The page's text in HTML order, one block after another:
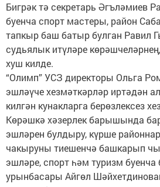
Бигрәк тә секретарь Әгъләмиев
буенча спорт мастеры, район
тапкыр баш батыр булган Равил
судьялык итүләре
хуш килде.
“Олимп” УСЗ директоры Ольга
эшләүче хезмәткәрләр иртәдән
килгән кунакларга берөзлексез
Көрәшкә хәзерлек барышында
эшләрен булдыру, күрше
чакыруны тиешенчә башкарып
эшләре, спорт һәм туризм буенча
урынбасары Айгөл